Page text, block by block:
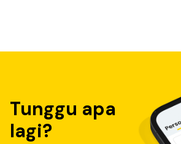
Tunggu apa
lagi?